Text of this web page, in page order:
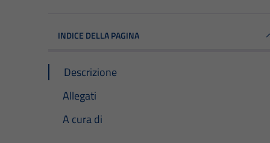
INDICE DELLA PAGINA
Descrizione
Allegati
A cura di